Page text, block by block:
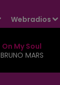
Webradios
On My Soul
BRUNO MARS